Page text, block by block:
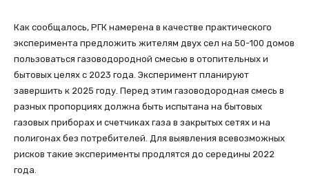
Как сообщалось, РГК намерена в качестве практического
эксперимента предложить жителям двух сел на 50-100 домов
пользоваться газоводородной смесью в отопительных и
бытовых целях с 2023 года. Эксперимент планируют
завершить к 2025 году. Перед этим газоводородная смесь в
разных пропорциях должна быть испытана на бытовых
газовых приборах и счетчиках газа в закрытых сетях и на
полигонах без потребителей. Для выявления всевозможных
рисков такие эксперименты продлятся до середины 2022
года.